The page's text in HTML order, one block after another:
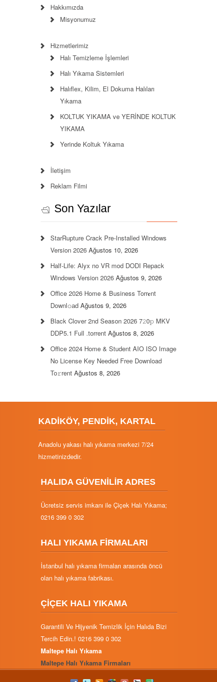
Hakkımızda
Misyonumuz
Hizmetlerimiz
Halı Temizleme İşlemleri
Halı Yıkama Sistemleri
Halıflex, Kilim, El Dokuma Halıları
Yıkama
KOLTUK YIKAMA ve YERİNDE KOLTUK
YIKAMA
Yerinde Koltuk Yıkama
İletişim
Reklam Filmi
Son Yazılar
StarRupture Crack Pre-Installed Windows
Version 2026 Ağustos 10, 2026
Half-Life: Alyx no VR mod DODI Repack
Windows Version 2026 Ağustos 9, 2026
Office 2026 Home & Business Torr𝐞nt
Downl𝚘аd Ağustos 9, 2026
Black Clover 2nd Season 2026 7𝟸0𝚙 MKV
DDP5.1 Full .torrent Ağustos 8, 2026
Office 2024 Home & Student AIO ISO Image
No License Key Needed Frее Download
To𝚛rent Ağustos 8, 2026
KADİKÖY, PENDİK, KARTAL
Anadolu yakası halı yıkama merkezi 7/24
hizmetinizdedir.
HALIDA GÜVENİLİR ADRES
Ücretsiz servis imkanı ile Çiçek Halı Yıkama;
0216 399 0 302
HALI YIKAMA FİRMALARI
İstanbul halı yıkama firmaları arasında öncü
olan halı yıkama fabrikası.
ÇİÇEK HALI YIKAMA
Garantili Ve Hijyenik Temizlik İçin Halıda Bizi
Tercih Edin.! 0216 399 0 302
Maltepe Halı Yıkama
Maltepe Halı Yıkama Firmaları